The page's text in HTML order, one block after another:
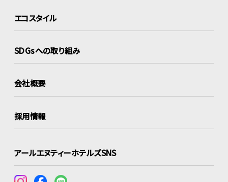
エコスタイル
SDGsへの取り組み
会社概要
採用情報
アールエヌティーホテルズSNS